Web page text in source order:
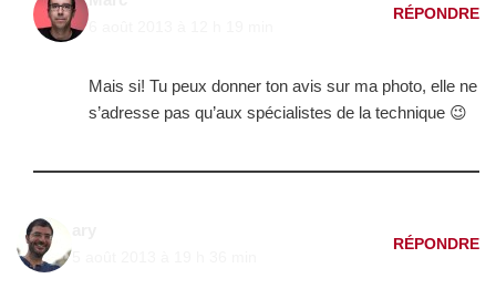
RÉPONDRE
Mais si! Tu peux donner ton avis sur ma photo, elle ne
s’adresse pas qu’aux spécialistes de la technique 😉
RÉPONDRE